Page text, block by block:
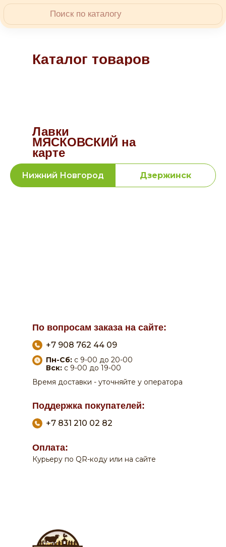
Каталог товаров
Лавки
МЯСКОВСКИЙ на
карте
Нижний Новгород Дзержинск
+7 908 762 44 09
+7 831 210 02 82
Пн-Сб: с 9-00 до 20-00
Вск: с 9-00 до 19-00
Время доставки - уточняйте у оператора
Курьеру по QR-коду или на сайте
По вопросам заказа на сайте:
Оплата:
Поддержка покупателей: